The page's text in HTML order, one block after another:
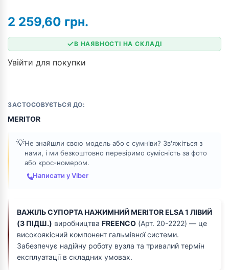
ЗАСТОСОВУЄТЬСЯ ДО:
MERITOR
💡Не знайшли свою модель або є сумніви? Зв'яжіться з
нами, і ми безкоштовно перевіримо сумісність за фото
або крос-номером.
Написати у Viber
2 259,60 грн.
В НАЯВНОСТІ НА СКЛАДІ
Увійти для покупки
ВАЖІЛЬ СУПОРТА НАЖИМНИЙ MERITOR ELSA 1 ЛІВИЙ
(З ПІДШ.) виробництва FREENCO (Арт. 20-2222) — це
високоякісний компонент гальмівної системи.
Забезпечує надійну роботу вузла та тривалий термін
експлуатації в складних умовах.